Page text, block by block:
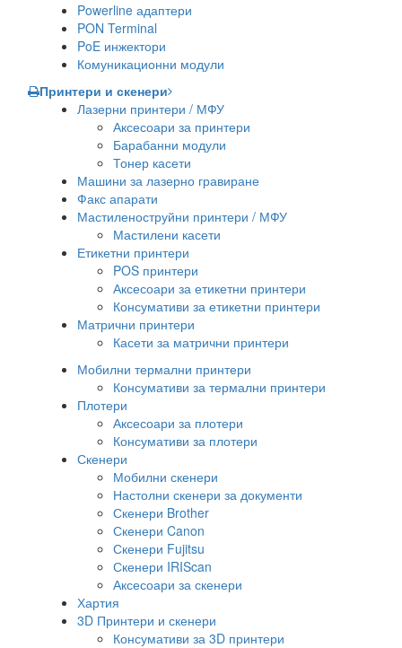
Powerline адаптери
PON Terminal
PoE инжектори
Комуникационни модули
Принтери и скенери
Лазерни принтери / МФУ
Аксесоари за принтери
Барабанни модули
Тонер касети
Машини за лазерно гравиране
Факс апарати
Мастиленоструйни принтери / МФУ
Мастилени касети
Етикетни принтери
POS принтери
Аксесоари за етикетни принтери
Консумативи за етикетни принтери
Матрични принтери
Касети за матрични принтери
Мобилни термални принтери
Консумативи за термални принтери
Плотери
Аксесоари за плотери
Консумативи за плотери
Скенери
Мобилни скенери
Настолни скенери за документи
Скенери Brother
Скенери Canon
Скенери Fujitsu
Скенери IRIScan
Аксесоари за скенери
Хартия
3D Принтери и скенери
Консумативи за 3D принтери